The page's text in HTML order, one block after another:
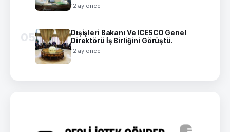
12 ay önce
05
Dışişleri Bakanı Ve ICESCO Genel
Direktörü İş Birliğini Görüştü.
12 ay önce